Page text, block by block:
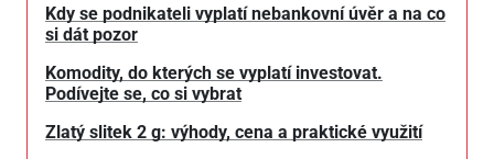
Kdy se podnikateli vyplatí nebankovní úvěr a na co
si dát pozor
Komodity, do kterých se vyplatí investovat.
Podívejte se, co si vybrat
Zlatý slitek 2 g: výhody, cena a praktické využití